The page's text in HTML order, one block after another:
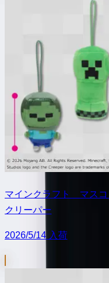
マインクラフト マスコ
クリーパー
2026/5/14 入荷